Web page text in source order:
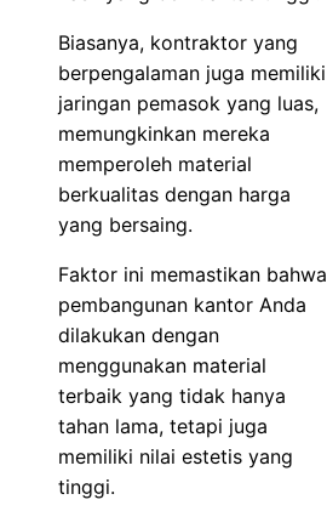
Biasanya, kontraktor yang
berpengalaman juga memiliki
jaringan pemasok yang luas,
memungkinkan mereka
memperoleh material
berkualitas dengan harga
yang bersaing.
Faktor ini memastikan bahwa
pembangunan kantor Anda
dilakukan dengan
menggunakan material
terbaik yang tidak hanya
tahan lama, tetapi juga
memiliki nilai estetis yang
tinggi.